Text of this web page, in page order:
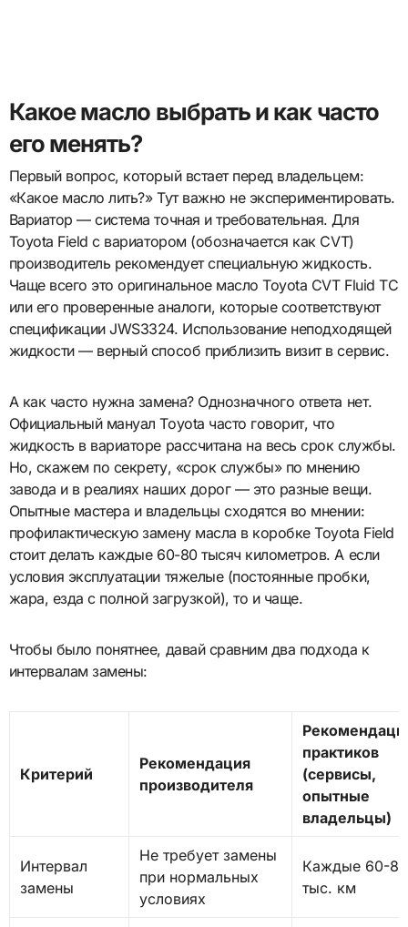
Какое масло выбрать и как часто
его менять?
Первый вопрос, который встает перед владельцем:
«Какое масло лить?» Тут важно не экспериментировать.
Вариатор — система точная и требовательная. Для
Toyota Field с вариатором (обозначается как CVT)
производитель рекомендует специальную жидкость.
Чаще всего это оригинальное масло Toyota CVT Fluid TC
или его проверенные аналоги, которые соответствуют
спецификации JWS3324. Использование неподходящей
жидкости — верный способ приблизить визит в сервис.
А как часто нужна замена? Однозначного ответа нет.
Официальный мануал Toyota часто говорит, что
жидкость в вариаторе рассчитана на весь срок службы.
Но, скажем по секрету, «срок службы» по мнению
завода и в реалиях наших дорог — это разные вещи.
Опытные мастера и владельцы сходятся во мнении:
профилактическую замену масла в коробке Toyota Field
стоит делать каждые 60-80 тысяч километров. А если
условия эксплуатации тяжелые (постоянные пробки,
жара, езда с полной загрузкой), то и чаще.
Чтобы было понятнее, давай сравним два подхода к
интервалам замены:
Критерий
Рекомендация
производителя
практиков
(сервисы,
опытные
владельцы)
Интервал
замены
Не требует замены
при нормальных
условиях
Каждые 60-80
тыс. км